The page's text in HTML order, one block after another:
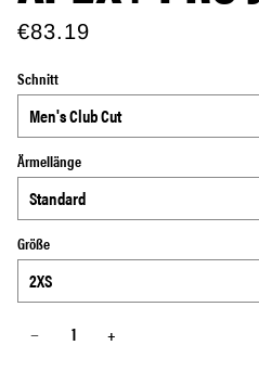
€83.19
Schnitt
Ärmellänge
Größe
− +